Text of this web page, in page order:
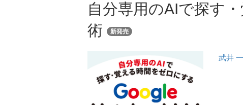
自分専用のAIで探す
術
新発売
武井